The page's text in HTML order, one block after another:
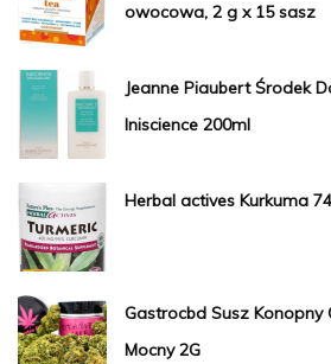
owocowa, 2 g x 15 sasz
Jeanne Piaubert Środek
Iniscience 200ml
Herbal actives Kurkuma
Gastrocbd Susz Konopny
Mocny 2G